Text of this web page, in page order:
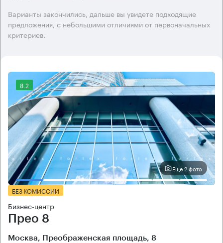
Варианты закончились, дальше вы увидете подходящие
предложения, с небольшими отличиями от первоначальных
критериев.
8.2
Еще 2 фото
БЕЗ КОМИССИИ
Бизнес-центр
Прео 8
Москва, Преображенская площадь, 8